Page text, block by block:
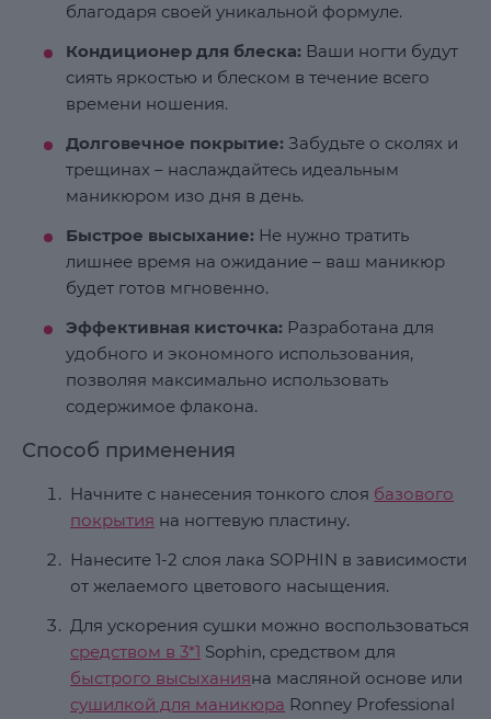
благодаря своей уникальной формуле.
Кондиционер для блеска: Ваши ногти будут
сиять яркостью и блеском в течение всего
времени ношения.
Долговечное покрытие: Забудьте о сколях и
трещинах – наслаждайтесь идеальным
маникюром изо дня в день.
Быстрое высыхание: Не нужно тратить
лишнее время на ожидание – ваш маникюр
будет готов мгновенно.
Эффективная кисточка: Разработана для
удобного и экономного использования,
позволяя максимально использовать
содержимое флакона.
Способ применения
Начните с нанесения тонкого слоя базового
покрытия на ногтевую пластину.
Нанесите 1-2 слоя лака SOPHIN в зависимости
от желаемого цветового насыщения.
Для ускорения сушки можно воспользоваться
средством в 3*1 Sophin, средством для
быстрого высыханияна масляной основе или
сушилкой для маникюра Ronney Professional